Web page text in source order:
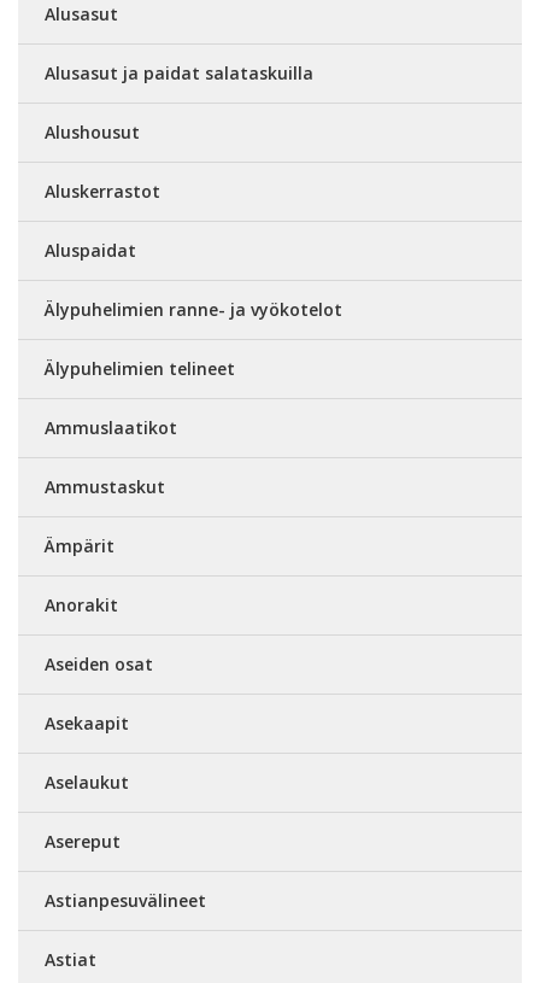
Alusasut
Alusasut ja paidat salataskuilla
Alushousut
Aluskerrastot
Aluspaidat
Älypuhelimien ranne- ja vyökotelot
Älypuhelimien telineet
Ammuslaatikot
Ammustaskut
Ämpärit
Anorakit
Aseiden osat
Asekaapit
Aselaukut
Asereput
Astianpesuvälineet
Astiat